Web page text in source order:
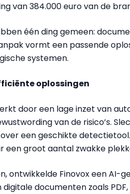
van 384.000 euro van de
één ding gemeen:
vormt een passende
systemen.
oplossingen
door een lage inzet van
van de risico’s.
een geschikte
een groot aantal zwakke
ontwikkelde Finovox een AI-
documenten zoals